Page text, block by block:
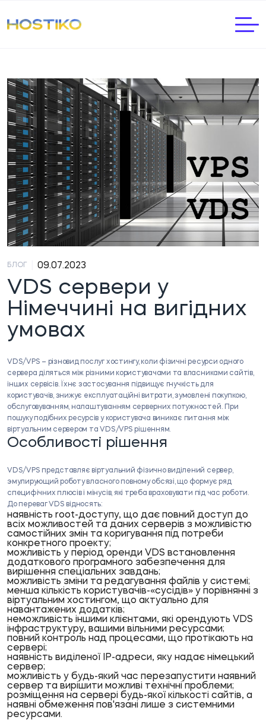
БЛОГ 09.07.2023
VDS сервери у
Німеччині на вигідних
умовах
VDS/VPS – різновид послуг хостингу, коли фізичні ресурси одного
сервера діляться між різними користувачами та власниками сайтів,
інших сервісів. Їхнє застосування підвищує гнучкість для
користувачів, знижує експлуатаційні витрати, зумовлені покупкою,
обслуговуванням, налаштуванням серверних потужностей. При
пошуку подібних ресурсів у користувача виникає питання між
віртуальним сервером та VDS/VPS рішенням.
Особливості рішення
VDS/VPS представляє віртуальний фізично виділений сервер,
эмулирующий роботу власного повному обсязі, що формує ряд
специфічних плюсів і мінусів, які треба враховувати під час роботи.
До переваг VDS відносять:
наявність root-доступу, що дає повний доступ до
всіх можливостей та даних серверів з можливістю
самостійних змін та коригування під потреби
конкретного проекту;
можливість у період оренди VDS встановлення
додаткового програмного забезпечення для
вирішення спеціальних завдань;
можливість зміни та редагування файлів у системі;
менша кількість користувачів-«сусідів» у порівнянні з
віртуальним хостингом, що актуально для
навантажених додатків;
неможливість іншими клієнтами, які орендують VDS
інфраструктуру, вашими вільними ресурсами;
повний контроль над процесами, що протікають на
сервері;
наявність виділеної IP-адреси, яку надає німецький
сервер;
можливість у будь-який час перезапустити наявний
сервер та вирішити можливі технічні проблеми;
розміщення на сервері будь-якої кількості сайтів, а
наявні обмеження пов'язані лише з системними
ресурсами.